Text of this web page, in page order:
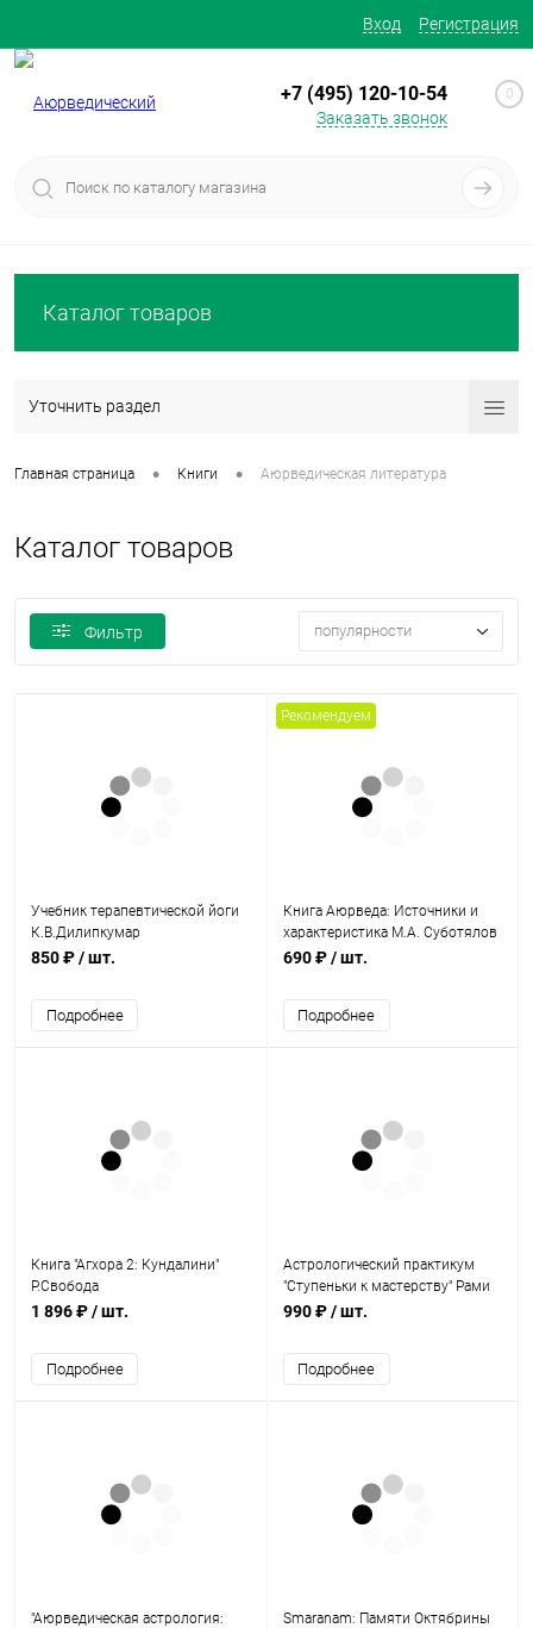
Вход Регистрация
+7 (495) 120-10-54
Заказать звонок
0
Каталог товаров
Уточнить раздел
Главная страница • Книги • Аюрведическая литература
Каталог товаров
Фильтр популярности
Учебник терапевтической йоги
К.В.Дилипкумар
850 ₽/ шт.
Подробнее
Рекомендуем
Книга Аюрведа: Источники и
характеристика М.А. Суботялов
В.Ю. Дружинин
690 ₽/ шт.
Подробнее
Книга "Агхора 2: Кундалини"
Р.Свобода
1 896 ₽/ шт.
Подробнее
Астрологический практикум
"Ступеньки к мастерству" Рами
Блект
990 ₽/ шт.
Подробнее
"Аюрведическая астрология:
Smaranam: Памяти Октябрины